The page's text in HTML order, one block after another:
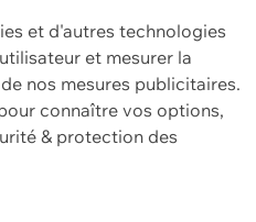
et d'autres technologies
et mesurer la
nos mesures publicitaires.
connaître vos options,
& protection des